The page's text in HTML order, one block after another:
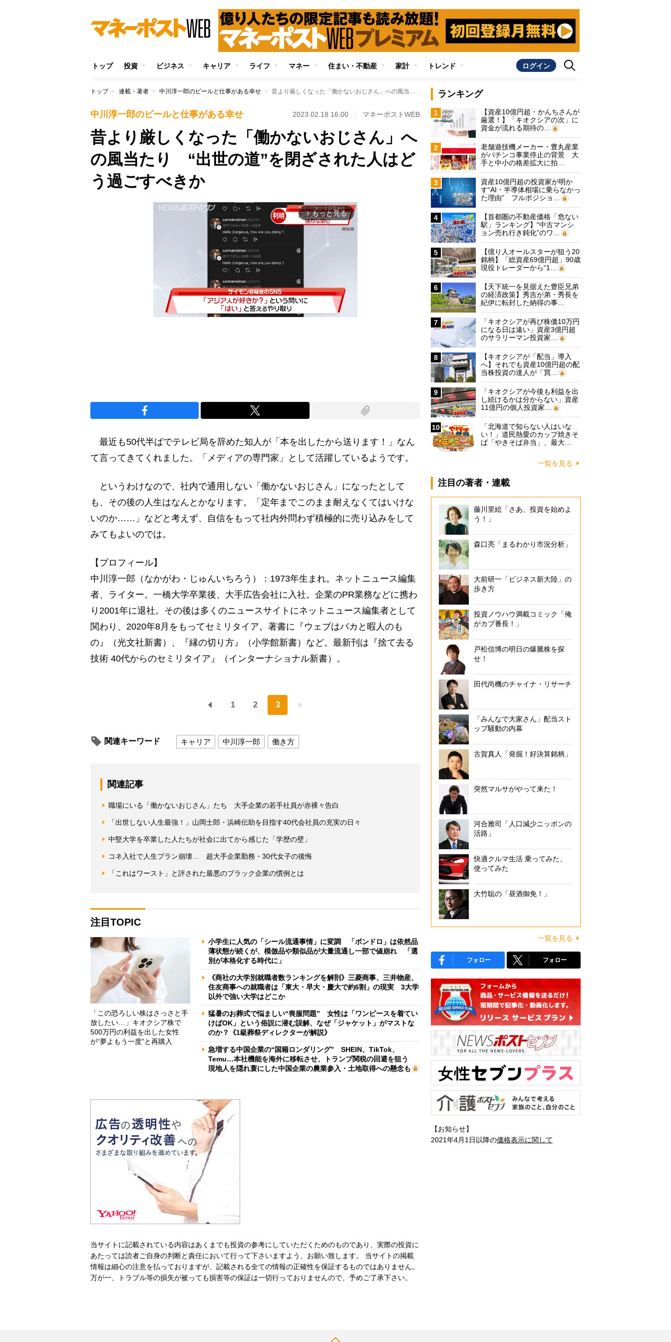
トップ 投資 ビジネス キャリア ライフ マネー 住まい・不動産 家計 トレンド ログイン
トップ 連載・著者 中川淳一郎のビールと仕事がある幸せ 昔より厳しくなった「働かないおじさん」への風当たり “出世の道”を閉ざされた人はどう過ごすべきか
中川淳一郎のビールと仕事がある幸せ 2023.02.18 16:00 マネーポストWEB
昔より厳しくなった「働かないおじさん」へ
の風当たり “出世の道”を閉ざされた人はど
う過ごすべきか
arrow_forward_ios もっと見る
最近も50代半ばでテレビ局を辞めた知人が「本を出したから送ります！」なん
て言ってきてくれました。「メディアの専門家」として活躍しているようです。
というわけなので、社内で通用しない「働かないおじさん」になったとして
も、その後の人生はなんとかなります。「定年までこのまま耐えなくてはいけな
いのか……」などと考えず、自信をもって社内外問わず積極的に売り込みをして
みてもよいのでは。
【プロフィール】
中川淳一郎（なかがわ・じゅんいちろう）：1973年生まれ。ネットニュース編集
者、ライター。一橋大学卒業後、大手広告会社に入社。企業のPR業務などに携わ
り2001年に退社。その後は多くのニュースサイトにネットニュース編集者として
関わり、2020年8月をもってセミリタイア。著書に『ウェブはバカと暇人のも
の』（光文社新書）、『縁の切り方』（小学館新書）など。最新刊は『捨て去る
技術 40代からのセミリタイア』（インターナショナル新書）。
1 2 3
関連キーワード キャリア 中川淳一郎 働き方
関連記事
職場にいる「働かないおじさん」たち 大手企業の若手社員が赤裸々告白
「出世しない人生最強！」山岡士郎・浜崎伝助を目指す40代会社員の充実の日々
中堅大学を卒業した人たちが社会に出てから感じた「学歴の壁」
コネ入社で人生プラン崩壊… 超大手企業勤務・30代女子の後悔
「これはワースト」と評された最悪のブラック企業の慣例とは
注目TOPIC
「この恐ろしい株はさっさと手
放したい…」キオクシア株で
500万円の利益を出した女性
が“夢よもう一度”と再購入
小学生に人気の「シール流通事情」に変調 「ボンドロ」は依然品
薄状態が続くが、模倣品や類似品が大量流通し一部で値崩れ 「選
別が本格化する時代に」
《商社の大学別就職者数ランキングを解剖》三菱商事、三井物産、
住友商事への就職者は「東大・早大・慶大で約6割」の現実 3大学
以外で強い大学はどこか
猛暑のお葬式で悩ましい“喪服問題” 女性は「ワンピースを着てい
けばOK」という俗説に潜む誤解、なぜ「ジャケット」がマストな
のか？《1級葬祭ディレクターが解説》
急増する中国企業の“国籍ロンダリング” SHEIN、TikTok、
Temu…本社機能を海外に移転させ、トランプ関税の回避を狙う
現地人を隠れ蓑にした中国企業の農業参入・土地取得への懸念も
当サイトに記載されている内容はあくまでも投資の参考にしていただくためのものであり、実際の投資に
あたっては読者ご自身の判断と責任において行って下さいますよう、お願い致します。 当サイトの掲載
情報は細心の注意を払っておりますが、記載される全ての情報の正確性を保証するものではありません。
万が一、トラブル等の損失が被っても損害等の保証は一切行っておりませんので、予めご了承下さい。
ランキング
1
【資産10億円超・かんちさんが
厳選！】「キオクシアの次」に
資金が流れる期待の…
2
老舗遊技機メーカー・豊丸産業
がパチンコ事業停止の背景 大
手と中小の格差拡大に拍…
3
資産10億円超の投資家が明か
す“AI・半導体相場に乗らなかっ
た理由” フルポジショ…
4
【首都圏の不動産価格「危ない
駅」ランキング】“中古マンシ
ョン売れ行き鈍化”のワ…
5
【億り人オールスターが狙う20
銘柄】「総資産69億円超」90歳
現役トレーダーから“1…
6
【天下統一を見据えた豊臣兄弟
の経済政策】秀吉が弟・秀長を
紀伊に転封した納得の事…
7
「キオクシアが再び株価10万円
になる日は遠い」資産3億円超
のサラリーマン投資家…
8
【キオクシアが「配当」導入
へ】それでも資産10億円超の配
当株投資の達人が「買…
9
「キオクシアが今後も利益を出
し続けるかは分からない」資産
11億円の個人投資家…
10
「北海道で知らない人はいな
い！」道民熱愛のカップ焼きそ
ば「やきそば弁当」、最大…
一覧を見る
注目の著者・連載
藤川里絵「さあ、投資を始めよ
う！」
森口亮「まるわかり市況分析」
大前研一「ビジネス新大陸」の
歩き方
投資ノウハウ満載コミック「俺
がカブ番長！」
戸松信博の明日の爆騰株を探
せ！
田代尚機のチャイナ・リサーチ
「みんなで大家さん」配当スト
ップ騒動の内幕
古賀真人「発掘！好決算銘柄」
突然マルサがやって来た！
河合雅司「人口減少ニッポンの
活路」
快適クルマ生活 乗ってみた、
使ってみた
大竹聡の「昼酒御免！」
一覧を見る
フォロー フォロー
【お知らせ】
2021年4月1日以降の価格表示に関して